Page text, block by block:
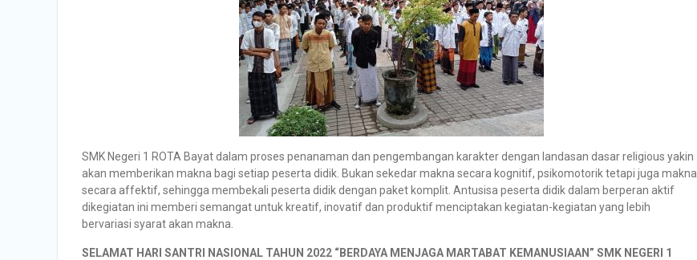
SMK Negeri 1 ROTA Bayat dalam proses penanaman dan pengembangan karakter dengan landasan dasar religious yakin
akan memberikan makna bagi setiap peserta didik. Bukan sekedar makna secara kognitif, psikomotorik tetapi juga makna
secara affektif, sehingga membekali peserta didik dengan paket komplit. Antusisa peserta didik dalam berperan aktif
dikegiatan ini memberi semangat untuk kreatif, inovatif dan produktif menciptakan kegiatan-kegiatan yang lebih
bervariasi syarat akan makna.
SELAMAT HARI SANTRI NASIONAL TAHUN 2022 “BERDAYA MENJAGA MARTABAT KEMANUSIAAN” SMK NEGERI 1